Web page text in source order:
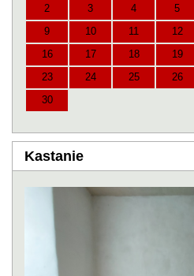
2
3 4 5
9
10 11 12
16
17 18 19
23
24 25 26
30
Kastanie